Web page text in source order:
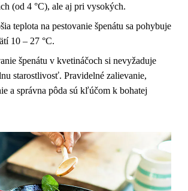
(od 4 °C), ale aj pri vysokých.
teplota na pestovanie špenátu sa pohybuje
10 – 27 °C.
špenátu v kvetináčoch si nevyžaduje
starostlivosť. Pravidelné zalievanie,
a správna pôda sú kľúčom k bohatej